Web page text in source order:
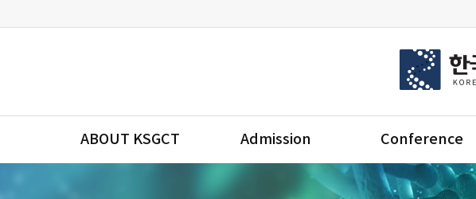
ABOUT KSGCT Admission Conference